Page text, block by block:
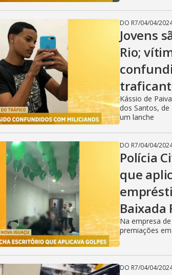
DO R7/04/04/
Jovens
Rio;
Kássio de
dos Santos,
um lanche
DO R7/04/04/
Polícia
que
Baixada
Na empresa
premiações
DO R7/04/04/